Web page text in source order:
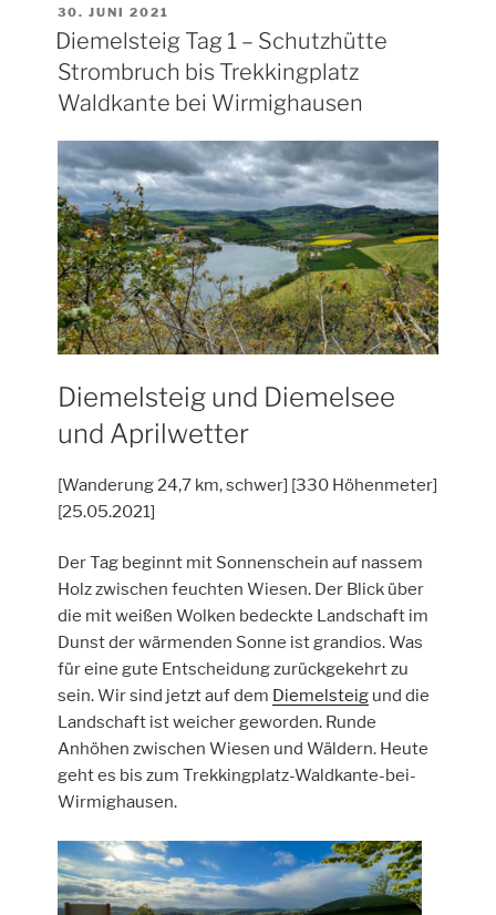
RHENEQUELLE
BEI
SCHWEINSBÜHL“
VERÖFFENTLICHT
AM
30. JUNI 2021
Diemelsteig Tag 1 – Schutzhütte
Strombruch bis Trekkingplatz
Waldkante bei Wirmighausen
Diemelsteig und Diemelsee
und Aprilwetter
[Wanderung 24,7 km, schwer] [330 Höhenmeter]
[25.05.2021]
Der Tag beginnt mit Sonnenschein auf nassem
Holz zwischen feuchten Wiesen. Der Blick über
die mit weißen Wolken bedeckte Landschaft im
Dunst der wärmenden Sonne ist grandios. Was
für eine gute Entscheidung zurückgekehrt zu
sein. Wir sind jetzt auf dem Diemelsteig und die
Landschaft ist weicher geworden. Runde
Anhöhen zwischen Wiesen und Wäldern. Heute
geht es bis zum Trekkingplatz-Waldkante-bei-
Wirmighausen.